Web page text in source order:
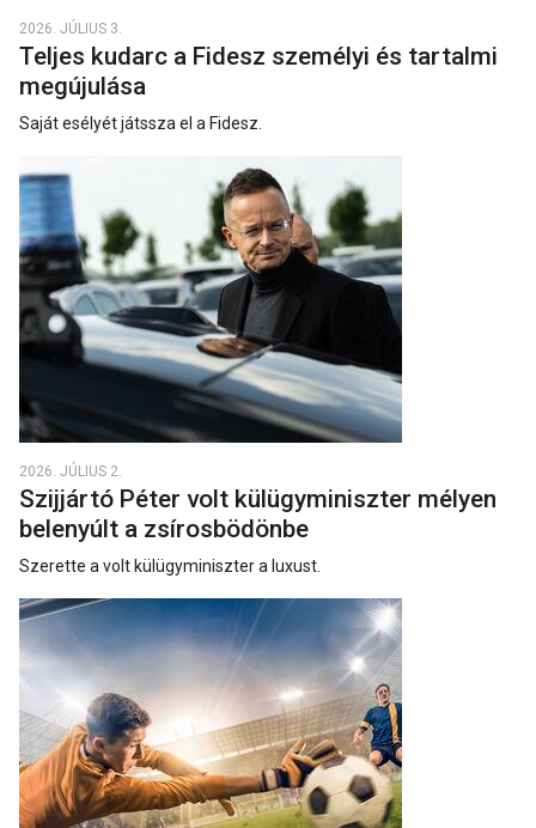
2026. JÚLIUS 3.
Teljes kudarc a Fidesz személyi és tartalmi
megújulása
Saját esélyét játssza el a Fidesz.
2026. JÚLIUS 2.
Szijjártó Péter volt külügyminiszter mélyen
belenyúlt a zsírosbödönbe
Szerette a volt külügyminiszter a luxust.